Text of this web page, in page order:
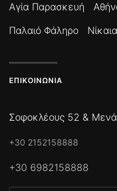
Αγία Παρασκευή
Παλαιό Φάληρο
Νίκαια
ΕΠΙΚΟΙΝΩΝΊΑ
Σοφοκλέους 52 &
+30 2152158888
+30 6982158888